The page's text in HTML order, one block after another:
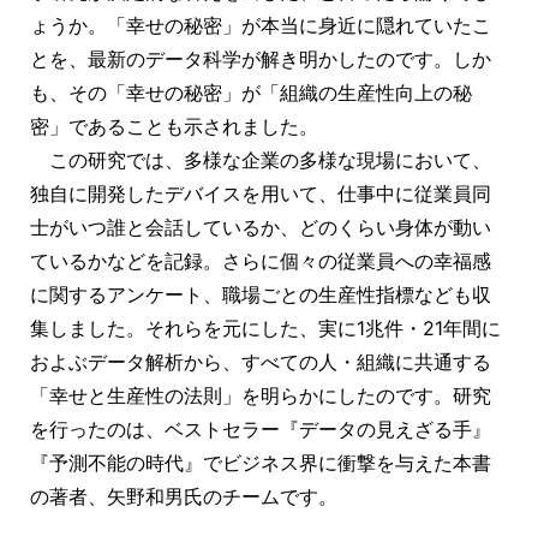
ょうか。「幸せの秘密」が本当に身近に隠れていたこ
とを、最新のデータ科学が解き明かしたのです。しか
も、その「幸せの秘密」が「組織の生産性向上の秘
密」であることも示されました。
この研究では、多様な企業の多様な現場において、
独自に開発したデバイスを用いて、仕事中に従業員同
士がいつ誰と会話しているか、どのくらい身体が動い
ているかなどを記録。さらに個々の従業員への幸福感
に関するアンケート、職場ごとの生産性指標なども収
集しました。それらを元にした、実に1兆件・21年間に
およぶデータ解析から、すべての人・組織に共通する
「幸せと生産性の法則」を明らかにしたのです。研究
を行ったのは、ベストセラー『データの見えざる手』
『予測不能の時代』でビジネス界に衝撃を与えた本書
の著者、矢野和男氏のチームです。